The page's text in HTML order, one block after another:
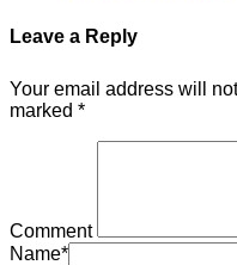
Leave a Reply
Your email address will
marked *
Comment
Name*